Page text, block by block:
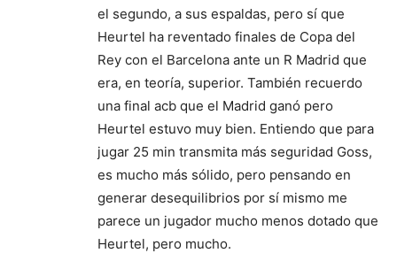
el segundo, a sus espaldas, pero sí que
Heurtel ha reventado finales de Copa del
Rey con el Barcelona ante un R Madrid que
era, en teoría, superior. También recuerdo
una final acb que el Madrid ganó pero
Heurtel estuvo muy bien. Entiendo que para
jugar 25 min transmita más seguridad Goss,
es mucho más sólido, pero pensando en
generar desequilibrios por sí mismo me
parece un jugador mucho menos dotado que
Heurtel, pero mucho.